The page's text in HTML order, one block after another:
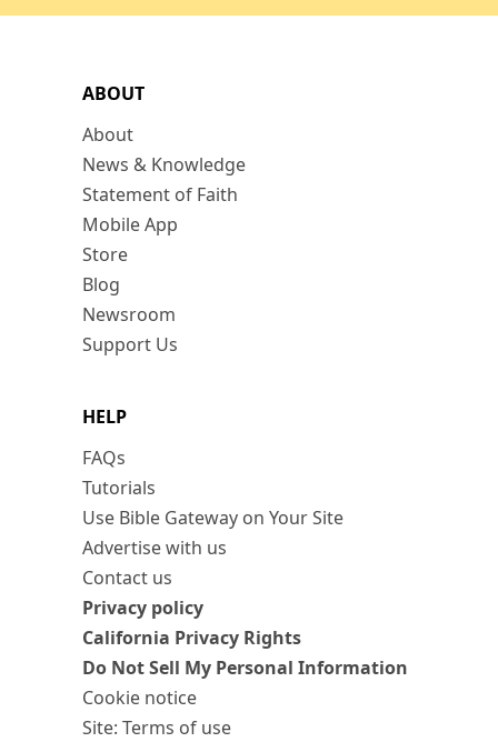
ABOUT
About
News & Knowledge
Statement of Faith
Mobile App
Store
Blog
Newsroom
Support Us
HELP
FAQs
Tutorials
Use Bible Gateway on Your Site
Advertise with us
Contact us
Privacy policy
California Privacy Rights
Do Not Sell My Personal Information
Cookie notice
Site: Terms of use